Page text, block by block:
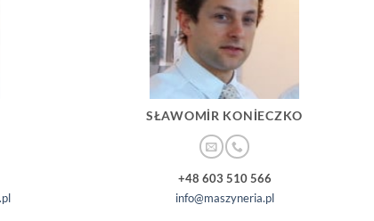
SŁAWOMIR KONIECZKO
+48 603 510 566
info@maszyneria.pl